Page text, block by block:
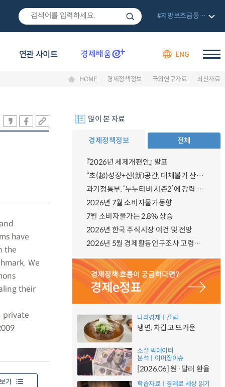
연관 사이트 ENG
#지방보조금통합관리망
HOME 경제정책정보 국외연구자료 최신자료
have
the
We
their
private
기
많이 본 자료
경제정책정보 전체
『2026년 세제개편안』 발표
“초(超)성장+신(新)공간, 대체불가 산업강국”
과기정통부, ‘누누티비 시즌2’에 강력 대응 의지 밝혀
2026년 7월 소비자물가동향
7월 소비자물가는 2.8% 상승
2026년 한국 주식시장 여건 및 전망
2026년 5월 경제활동인구조사 고령층 부가조사 결과
나라경제ㅣ칼럼
냉면, 차갑고 뜨거운
소셜 빅데이터
분석ㅣ이머징이슈
[2026.06] 원·달러 환율
학습자료ㅣ경제로 세상 읽기